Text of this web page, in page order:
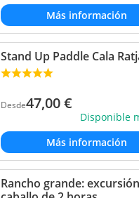
Más información
Stand Up Paddle Cala
Desde47,00€
Disponible
Más información
Rancho grande: